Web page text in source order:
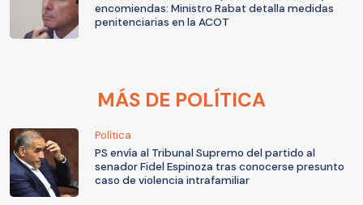
encomiendas: Ministro Rabat detalla medidas
penitenciarias en la ACOT
MÁS DE POLÍTICA
Política
PS envía al Tribunal Supremo del partido al
senador Fidel Espinoza tras conocerse presunto
caso de violencia intrafamiliar